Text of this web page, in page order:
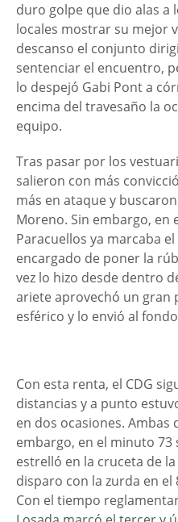
duro golpe que dio alas a
locales mostrar su mejor
descanso el conjunto
sentenciar el encuentro,
lo despejó Gabi Pont a
encima del travesaño la
equipo.
Tras pasar por los
salieron con más
más en ataque y
Moreno. Sin embargo, en
Paracuellos ya marcaba
encargado de poner la
vez lo hizo desde dentro
ariete aprovechó un gran
esférico y lo envió al
Con esta renta, el CDG
distancias y a punto
en dos ocasiones. Ambas
embargo, en el minuto 73
estrelló en la cruceta de
disparo con la zurda en
Con el tiempo